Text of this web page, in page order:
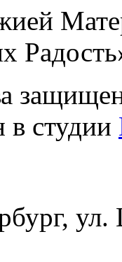
в студии